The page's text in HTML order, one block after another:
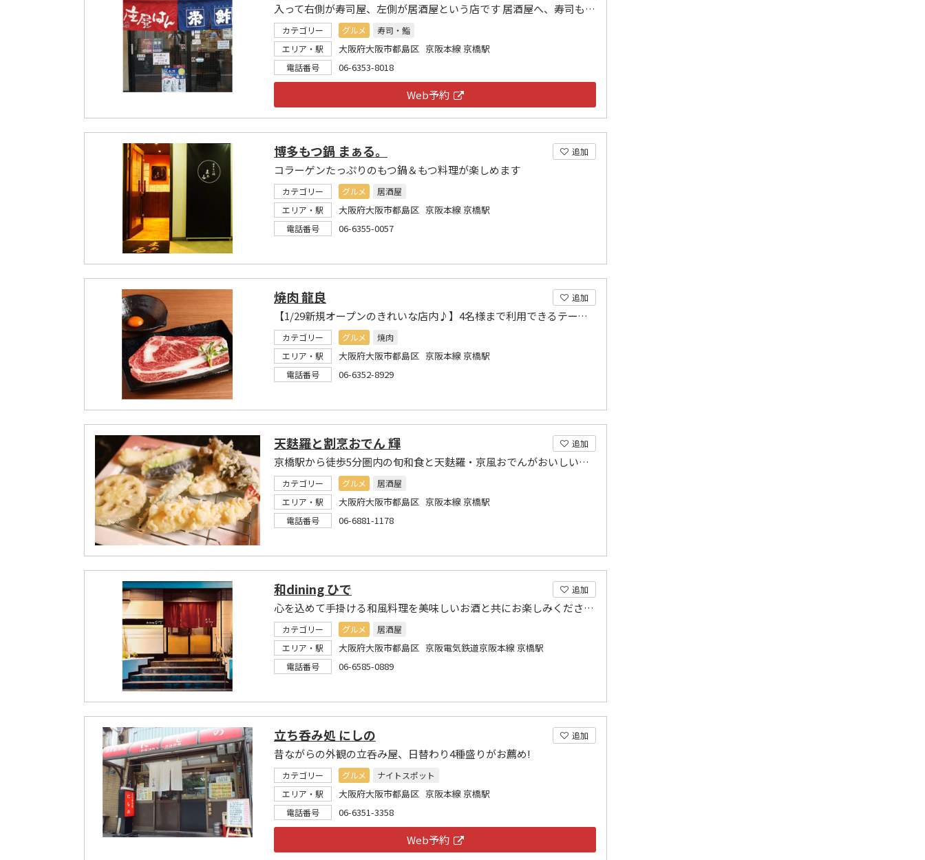
入って右側が寿司屋、左側が居酒屋という店です 居酒屋へ、寿司もお持ち致します
カテゴリー グルメ
寿司・鮨
エリア・駅
大阪府大阪市都島区 京阪本線 京橋駅
電話番号 06-6353-8018
Web予約
追加
博多もつ鍋 まぁる。
コラーゲンたっぷりのもつ鍋＆もつ料理が楽しめます
カテゴリー グルメ
居酒屋
エリア・駅
大阪府大阪市都島区 京阪本線 京橋駅
電話番号 06-6355-0057
追加
焼肉 龍良
【1/29新規オープンのきれいな店内♪】4名様まで利用できるテーブルがございます
カテゴリー グルメ
焼肉
エリア・駅
大阪府大阪市都島区 京阪本線 京橋駅
電話番号 06-6352-8929
追加
天麩羅と割烹おでん 輝
京橋駅から徒歩5分圏内の旬和食と天麩羅・京風おでんがおいしい居酒屋
カテゴリー グルメ
居酒屋
エリア・駅
大阪府大阪市都島区 京阪本線 京橋駅
電話番号 06-6881-1178
追加
和dining ひで
心を込めて手掛ける和風料理を美味しいお酒と共にお楽しみください。
カテゴリー グルメ
居酒屋
エリア・駅
大阪府大阪市都島区 京阪電気鉄道京阪本線 京橋駅
電話番号 06-6585-0889
追加
立ち呑み処 にしの
昔ながらの外観の立呑み屋、日替わり4種盛りがお薦め!
カテゴリー グルメ
ナイトスポット
エリア・駅
大阪府大阪市都島区 京阪本線 京橋駅
電話番号 06-6351-3358
Web予約